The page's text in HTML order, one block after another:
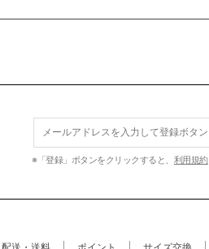
※「登録」ボタンをクリックすると、 利用規約